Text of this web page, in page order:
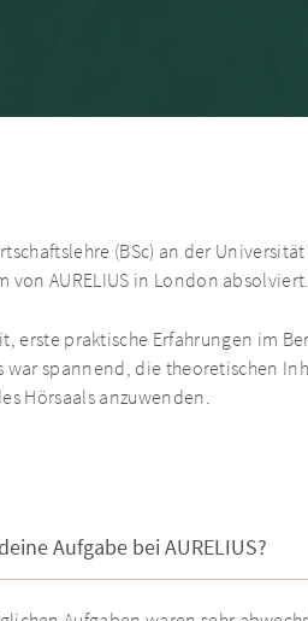
(BSc) an der
von AURELIUS in London absolviert.
praktische Erfahrungen im
war spannend, die theoretischen
Hörsaals anzuwenden.
Aufgabe bei AURELIUS?